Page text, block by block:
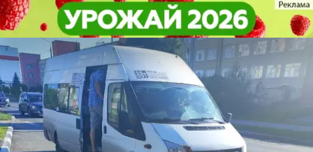
В работе маршрута № 88т (ГПЗ-24
- Аэропорт) выявили нарушения
Общество В работе маршрута № 88т (ГПЗ-24
- Аэропорт) выявили нарушения
Общество
Другие новости
по теме
Погода и курсы
валют в Пензе